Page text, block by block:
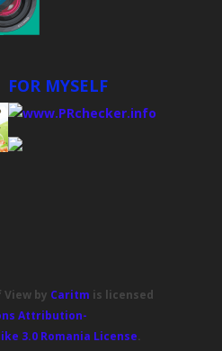
FOR MYSELF
Viewby Caritm is licensed
Attribution-
3.0 Romania License.